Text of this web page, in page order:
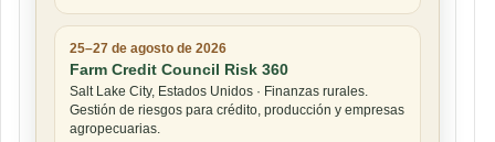
25–27 de agosto de 2026
Farm Credit Council Risk 360
Salt Lake City, Estados Unidos · Finanzas rurales.
Gestión de riesgos para crédito, producción y empresas
agropecuarias.